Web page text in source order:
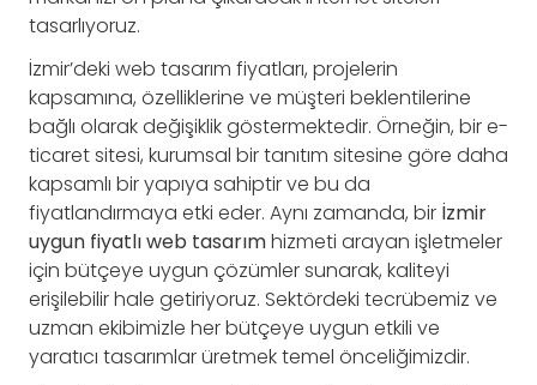
tasarlıyoruz.
İzmir’deki web tasarım fiyatları, projelerin
kapsamına, özelliklerine ve müşteri beklentilerine
bağlı olarak değişiklik göstermektedir. Örneğin, bir e-
ticaret sitesi, kurumsal bir tanıtım sitesine göre daha
kapsamlı bir yapıya sahiptir ve bu da
fiyatlandırmaya etki eder. Aynı zamanda, bir İzmir
uygun fiyatlı web tasarımhizmeti arayan işletmeler
için bütçeye uygun çözümler sunarak, kaliteyi
erişilebilir hale getiriyoruz. Sektördeki tecrübemiz ve
uzman ekibimizle her bütçeye uygun etkili ve
yaratıcı tasarımlar üretmek temel önceliğimizdir.